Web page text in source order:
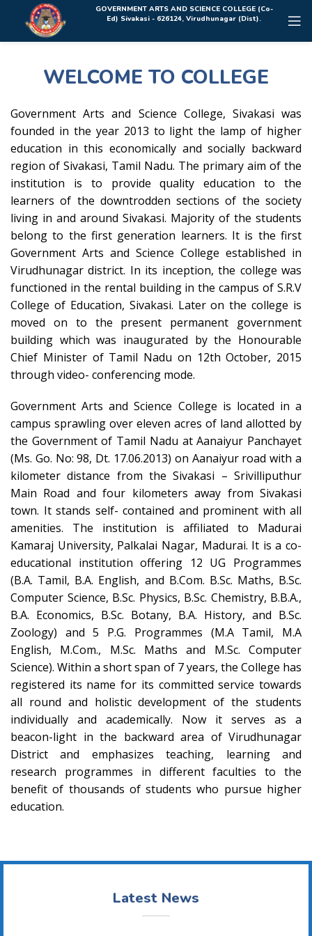
Rolex Replica Uhren DeutschlandGOVERNMENT ARTS AND SCIENCE COLLEGE (Co-
Ed) Sivakasi - 626124, Virudhunagar (Dist).
WELCOME TO COLLEGE
Government Arts and Science College, Sivakasi was
founded in the year 2013 to light the lamp of higher
education in this economically and socially backward
region of Sivakasi, Tamil Nadu. The primary aim of the
institution is to provide quality education to the
learners of the downtrodden sections of the society
living in and around Sivakasi. Majority of the students
belong to the first generation learners. It is the first
Government Arts and Science College established in
Virudhunagar district. In its inception, the college was
functioned in the rental building in the campus of S.R.V
College of Education, Sivakasi. Later on the college is
moved on to the present permanent government
building which was inaugurated by the Honourable
Chief Minister of Tamil Nadu on 12th October, 2015
through video- conferencing mode.
Government Arts and Science College is located in a
campus sprawling over eleven acres of land allotted by
the Government of Tamil Nadu at Aanaiyur Panchayet
(Ms. Go. No: 98, Dt. 17.06.2013) on Aanaiyur road with a
kilometer distance from the Sivakasi – Srivilliputhur
Main Road and four kilometers away from Sivakasi
town. It stands self- contained and prominent with all
amenities. The institution is affiliated to Madurai
Kamaraj University, Palkalai Nagar, Madurai. It is a co-
educational institution offering 12 UG Programmes
(B.A. Tamil, B.A. English, and B.Com. B.Sc. Maths, B.Sc.
Computer Science, B.Sc. Physics, B.Sc. Chemistry, B.B.A.,
B.A. Economics, B.Sc. Botany, B.A. History, and B.Sc.
Zoology) and 5 P.G. Programmes (M.A Tamil, M.A
English, M.Com., M.Sc. Maths and M.Sc. Computer
Science). Within a short span of 7 years, the College has
registered its name for its committed service towards
all round and holistic development of the students
individually and academically. Now it serves as a
beacon-light in the backward area of Virudhunagar
District and emphasizes teaching, learning and
research programmes in different faculties to the
benefit of thousands of students who pursue higher
education.
Latest News